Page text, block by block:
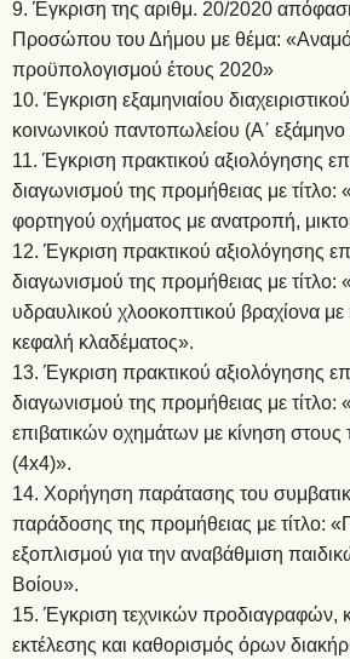
Έγκριση της αριθμ. 20/2020
Προσώπου του Δήμου με θέμα:
προϋπολογισμού έτους 2020»
Έγκριση εξαμηνιαίου
κοινωνικού παντοπωλείου (Α΄
Έγκριση πρακτικού αξιολόγησης
διαγωνισμού της προμήθειας με τίτλο:
φορτηγού οχήματος με ανατροπή,
Έγκριση πρακτικού αξιολόγησης
διαγωνισμού της προμήθειας με τίτλο:
υδραυλικού χλοοκοπτικού βραχίονα
κεφαλή κλαδέματος».
Έγκριση πρακτικού αξιολόγησης
διαγωνισμού της προμήθειας με τίτλο:
επιβατικών οχημάτων με κίνηση στους
(4x4)».
Χορήγηση παράτασης του
παράδοσης της προμήθειας με τίτλο:
εξοπλισμού για την αναβάθμιση
Βοίου».
Έγκριση τεχνικών προδιαγραφών,
εκτέλεσης και καθορισμός όρων